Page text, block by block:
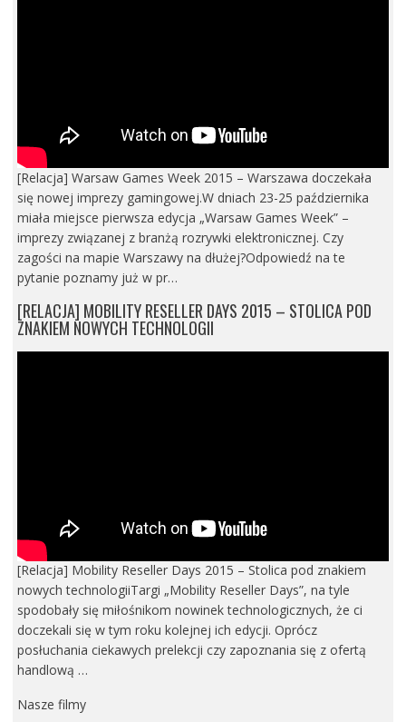
[Relacja] Warsaw Games Week 2015 – Warszawa doczekała
się nowej imprezy gamingowej.W dniach 23-25 października
miała miejsce pierwsza edycja „Warsaw Games Week” –
imprezy związanej z branżą rozrywki elektronicznej. Czy
zagości na mapie Warszawy na dłużej?Odpowiedź na te
pytanie poznamy już w pr…
[RELACJA] MOBILITY RESELLER DAYS 2015 – STOLICA POD
ZNAKIEM NOWYCH TECHNOLOGII
[Relacja] Mobility Reseller Days 2015 – Stolica pod znakiem
nowych technologiiTargi „Mobility Reseller Days”, na tyle
spodobały się miłośnikom nowinek technologicznych, że ci
doczekali się w tym roku kolejnej ich edycji. Oprócz
posłuchania ciekawych prelekcji czy zapoznania się z ofertą
handlową …
Nasze filmy